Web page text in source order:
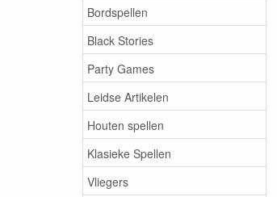
Bordspellen
Black Stories
Party Games
Leidse Artikelen
Houten spellen
Klasieke Spellen
Vliegers